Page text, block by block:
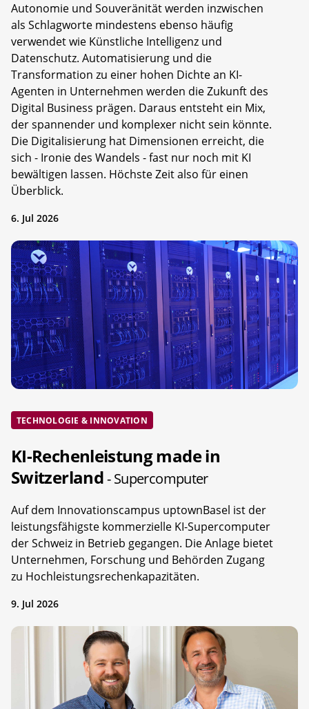
Autonomie und Souveränität werden inzwischen
als Schlagworte mindestens ebenso häufig
verwendet wie Künstliche Intelligenz und
Datenschutz. Automatisierung und die
Transformation zu einer hohen Dichte an KI-
Agenten in Unternehmen werden die Zukunft des
Digital Business prägen. Daraus entsteht ein Mix,
der spannender und komplexer nicht sein könnte.
Die Digitalisierung hat Dimensionen erreicht, die
sich - Ironie des Wandels - fast nur noch mit KI
bewältigen lassen. Höchste Zeit also für einen
Überblick.
6. Jul 2026
TECHNOLOGIE & INNOVATION
KI-Rechenleistung made in
Switzerland- Supercomputer
Auf dem Innovationscampus uptownBasel ist der
leistungsfähigste kommerzielle KI-Supercomputer
der Schweiz in Betrieb gegangen. Die Anlage bietet
Unternehmen, Forschung und Behörden Zugang
zu Hochleistungsrechenkapazitäten.
9. Jul 2026